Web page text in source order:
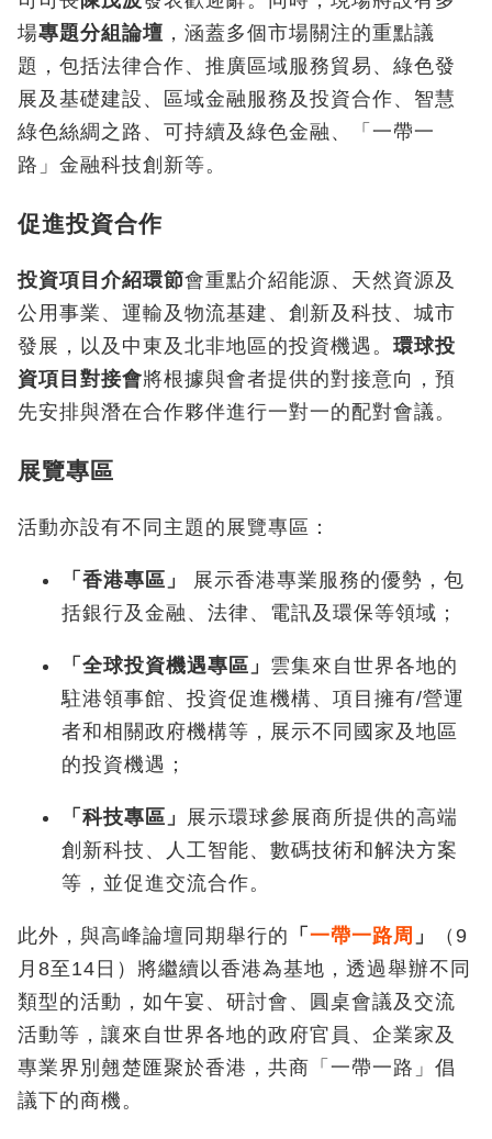
場專題分組論壇 ，涵蓋多個市場關注的重點議
題，包括法律合作、推廣區域服務貿易、綠色發
展及基礎建設、區域金融服務及投資合作、智慧
綠色絲綢之路、可持續及綠色金融、「一帶一
路」金融科技創新等。
促進投資合作
投資項目介紹環節會重點介紹能源、天然資源及
公用事業、運輸及物流基建、創新及科技、城市
發展，以及中東及北非地區的投資機遇。 環球投
資項目對接會將根據與會者提供的對接意向，預
先安排與潛在合作夥伴進行一對一的配對會議。
展覽專區
活動亦設有不同主題的展覽專區：
「香港專區」
展示香港專業服務的優勢，包
括銀行及金融、法律、電訊及環保等領域；
「全球投資機遇專區」 雲集來自世界各地的
駐港領事館、投資促進機構、項目擁有/營運
者和相關政府機構等，展示不同國家及地區
的投資機遇；
「科技專區」 展示環球參展商所提供的高端
創新科技、人工智能、數碼技術和解決方案
等，並促進交流合作。
此外，與高峰論壇同期舉行的 「 一帶一路周 」
（9
月8至14日）將繼續以香港為基地，透過舉辦不同
類型的活動，如午宴、研討會、圓桌會議及交流
活動等，讓來自世界各地的政府官員、企業家及
專業界別翹楚匯聚於香港，共商「一帶一路」倡
議下的商機。